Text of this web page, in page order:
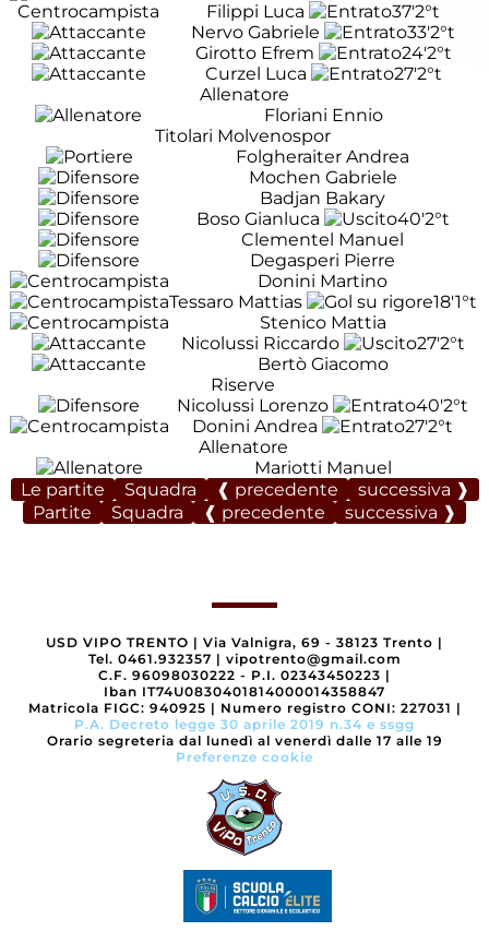
Filippi Luca
37'2°t
Nervo Gabriele
33'2°t
Girotto Efrem
24'2°t
Curzel Luca
27'2°t
Allenatore
Floriani Ennio
Titolari Molvenospor
Folgheraiter Andrea
Mochen Gabriele
Badjan Bakary
Boso Gianluca
40'2°t
Clementel Manuel
Degasperi Pierre
Donini Martino
Tessaro Mattias
18'1°t
Stenico Mattia
Nicolussi Riccardo
27'2°t
Bertò Giacomo
Riserve
Nicolussi Lorenzo
40'2°t
Donini Andrea
27'2°t
Allenatore
Mariotti Manuel
Le partite
Squadra ❰ precedente
successiva ❱
Partite
Squadra ❰ precedente successiva ❱
USD VIPO TRENTO | Via Valnigra, 69 - 38123 Trento |
Tel. 0461.932357 | vipotrento@gmail.com
C.F. 96098030222 - P.I. 02343450223 |
Iban IT74U0830401814000014358847
Matricola FIGC: 940925 | Numero registro CONI: 227031 |
P.A. Decreto legge 30 aprile 2019 n.34 e ssgg
Orario segreteria dal lunedì al venerdì dalle 17 alle 19
Preferenze cookie